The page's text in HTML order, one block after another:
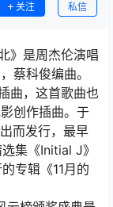
关注 私信
》是周杰伦演唱
蔡科俊编曲。
曲，这首歌曲也
创作插曲。于
而发行，最早
集《Initial J》
专辑《11月的